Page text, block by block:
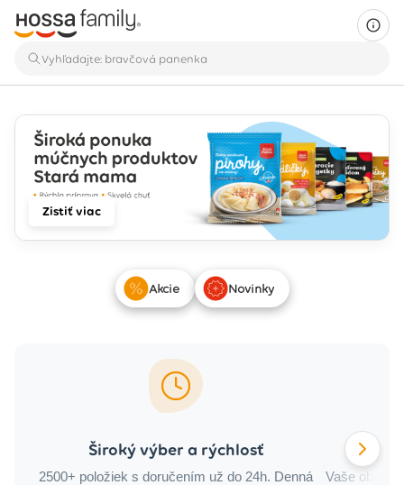
Zistiť viac
Akcie Novinky
Široký výber a rýchlosť
2500+ položiek s doručením už do 24h. Denná
Sme
Vaše